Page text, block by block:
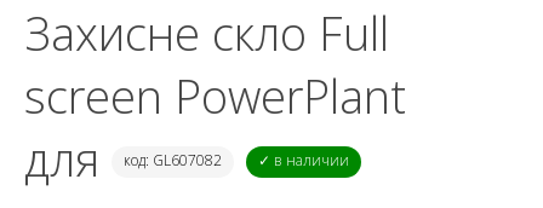
Захисне скло Full
screen PowerPlant
для
код: GL607082 ✓ в наличии